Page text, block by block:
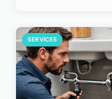
SERVICES